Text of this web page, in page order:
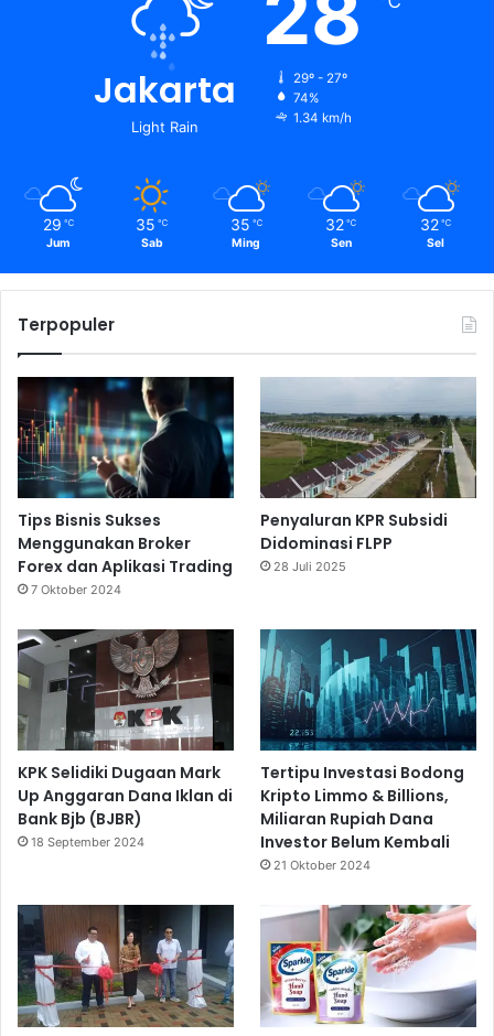
Jakarta
Light Rain
29º - 27º
74%
1.34 km/h
29 ℃
Jum
35 ℃
Sab
35 ℃
Ming
32 ℃
Sen
32 ℃
Sel
Terpopuler
Tips Bisnis Sukses
Menggunakan Broker
Forex dan Aplikasi Trading
7 Oktober 2024
Penyaluran KPR Subsidi
Didominasi FLPP
28 Juli 2025
KPK Selidiki Dugaan Mark
Up Anggaran Dana Iklan di
Bank Bjb (BJBR)
18 September 2024
Tertipu Investasi Bodong
Kripto Limmo & Billions,
Miliaran Rupiah Dana
Investor Belum Kembali
21 Oktober 2024